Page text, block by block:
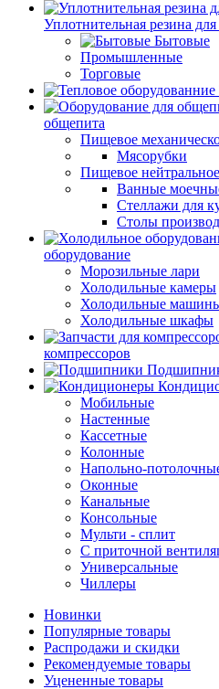
Уплотнительная резина
Бытовые
Промышленные
Торговые
общепита
Пищевое
Мясорубки
Пищевое
Ванные
Стеллажи для
Столы
оборудование
Морозильные лари
Холодильные камеры
Холодильные
Холодильные шкафы
компрессоров
Мобильные
Настенные
Кассетные
Колонные
Напольно-
Оконные
Канальные
Консольные
Мульти - сплит
С приточной
Универсальные
Чиллеры
Новинки
Популярные товары
Распродажи и скидки
Рекомендуемые товары
Уцененные товары